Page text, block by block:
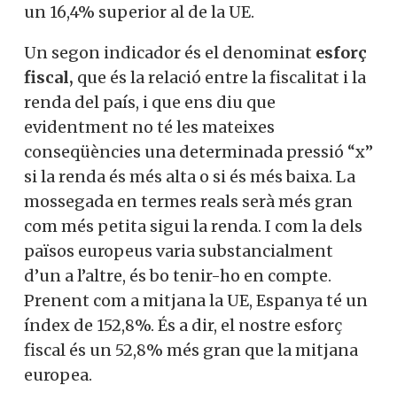
un 16,4% superior al de la UE.
Un segon indicador és el denominat esforç
fiscal, que és la relació entre la fiscalitat i la
renda del país, i que ens diu que
evidentment no té les mateixes
conseqüències una determinada pressió “x”
si la renda és més alta o si és més baixa. La
mossegada en termes reals serà més gran
com més petita sigui la renda. I com la dels
països europeus varia substancialment
d’un a l’altre, és bo tenir-ho en compte.
Prenent com a mitjana la UE, Espanya té un
índex de 152,8%. És a dir, el nostre esforç
fiscal és un 52,8% més gran que la mitjana
europea.